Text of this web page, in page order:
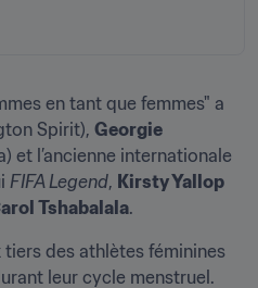
en tant que femmes" a
Spirit), Georgie
et l’ancienne internationale
FIFA Legend, Kirsty Yallop
Tshabalala.
des athlètes féminines
leur cycle menstruel.